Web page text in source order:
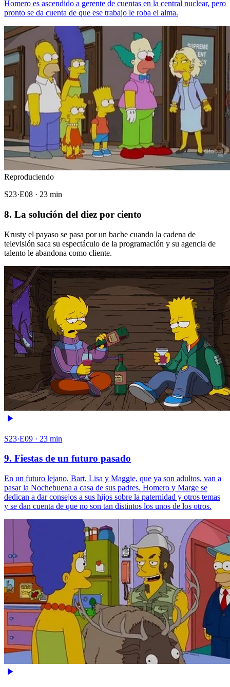
Homero es ascendido a gerente de cuentas en la central nuclear, pero
pronto se da cuenta de que ese trabajo le roba el alma.
Reproduciendo
S23·E08 · 23 min
8. La solución del diez por ciento
Krusty el payaso se pasa por un bache cuando la cadena de
televisión saca su espectáculo de la programación y su agencia de
talento le abandona como cliente.
S23·E09 · 23 min
9. Fiestas de un futuro pasado
En un futuro lejano, Bart, Lisa y Maggie, que ya son adultos, van a
pasar la Nochebuena a casa de sus padres. Homero y Marge se
dedican a dar consejos a sus hijos sobre la paternidad y otros temas
y se dan cuenta de que no son tan distintos los unos de los otros.